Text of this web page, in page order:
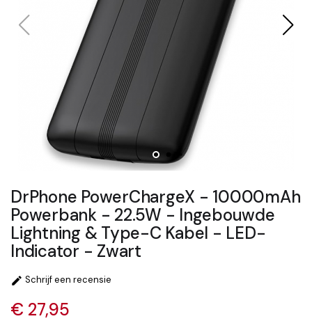
DrPhone PowerChargeX - 10000mAh
Powerbank - 22.5W - Ingebouwde
Lightning & Type-C Kabel - LED-
Indicator - Zwart
 Schrijf een recensie
€ 27,95